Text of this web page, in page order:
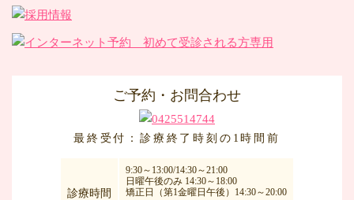
ご予約・お問合わせ
最終受付：診療終了時刻の1時間前
診療時間
9:30～13:00/14:30～21:00
日曜午後のみ 14:30～18:00
矯正日（第1金曜日午後）14:30～20:00